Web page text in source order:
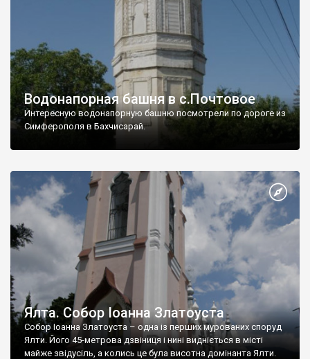
Водонапорная башня в с.Почтовое
Интересную водонапорную башню посмотрели по дороге из
Симферополя в Бахчисарай.
Ялта. Собор Іоанна Златоуста
Собор Іоанна Златоуста – одна із перших мурованих споруд
Ялти. Його 45-метрова дзвіниця і нині видніється в місті
майже звідусіль, а колись це була висотна домінанта Ялти.